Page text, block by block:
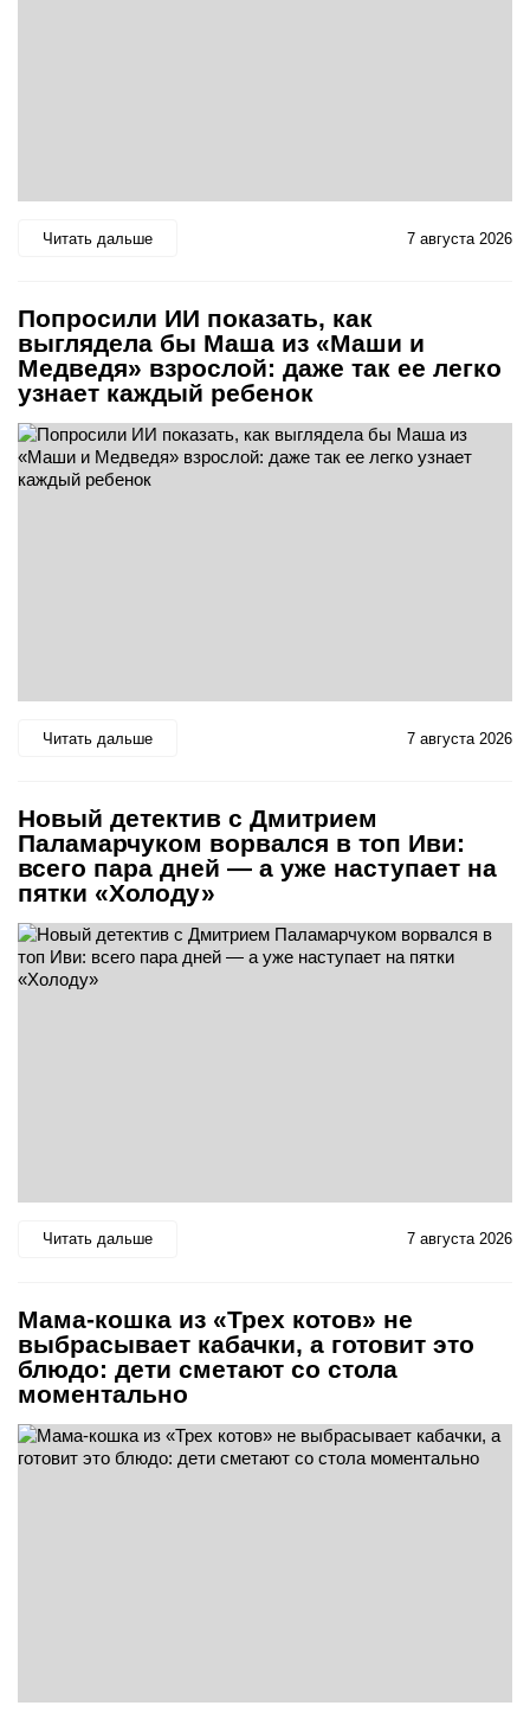
Читать дальше 7 августа 2026
Попросили ИИ показать, как
выглядела бы Маша из «Маши и
Медведя» взрослой: даже так ее легко
узнает каждый ребенок
Читать дальше 7 августа 2026
Новый детектив с Дмитрием
Паламарчуком ворвался в топ Иви:
всего пара дней — а уже наступает на
пятки «Холоду»
Читать дальше 7 августа 2026
Мама-кошка из «Трех котов» не
выбрасывает кабачки, а готовит это
блюдо: дети сметают со стола
моментально